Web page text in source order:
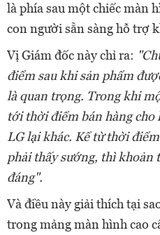
là phía sau một chiếc màn
con người sẵn sàng hỗ trợ
Vị Giám đốc này chỉ ra:
điểm sau khi sản phẩm
là quan trọng. Trong khi
tới thời điểm bán hàng cho
LG lại khác. Kể từ thời
phải thấy sướng, thì khoản
đáng".
Và điều này giải thích tại
trong mảng màn hình cao